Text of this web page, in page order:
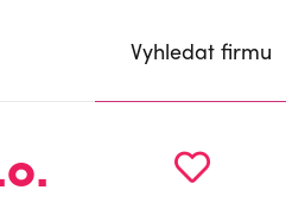
Vyhledat firmu